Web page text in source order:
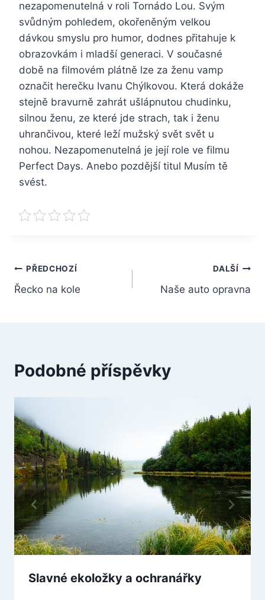
nezapomenutelná v roli Tornádo Lou. Svým
svůdným pohledem, okořeněným velkou
dávkou smyslu pro humor, dodnes přitahuje k
obrazovkám i mladší generaci. V současné
době na filmovém plátně lze za ženu vamp
označit herečku Ivanu Chýlkovou. Která dokáže
stejně bravurně zahrát ušlápnutou chudinku,
silnou ženu, ze které jde strach, tak i ženu
uhrančivou, které leží mužský svět svět u
nohou. Nezapomenutelná je její role ve filmu
Perfect Days. Anebo pozdější titul Musím tě
svést.
Navigace
pro
PŘEDCHOZÍ
Řecko na kole
DALŠÍ
Naše auto opravna
Podobné příspěvky
Slavné ekoložky a ochranářky